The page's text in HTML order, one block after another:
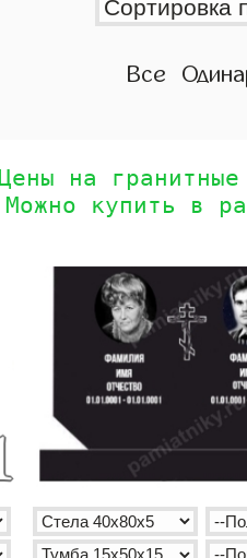
Все
на
Можно купить в